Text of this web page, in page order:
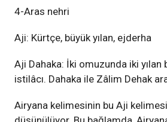
4-Aras nehri
Aji: Kürtçe, büyük yılan, ejderha
Aji Dahaka: İki omuzunda iki yılan
istilâcı. Dahaka ile Zâlim Dehak
Airyana kelimesinin bu Aji